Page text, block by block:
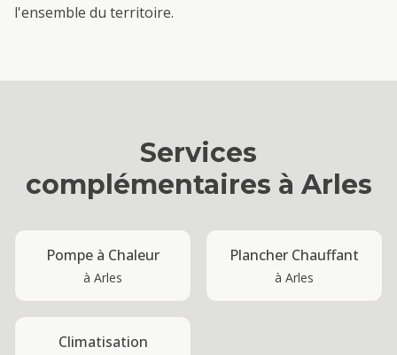
l'ensemble du territoire.
Services
complémentaires à Arles
Pompe à Chaleur
à Arles
Plancher Chauffant
à Arles
Climatisation